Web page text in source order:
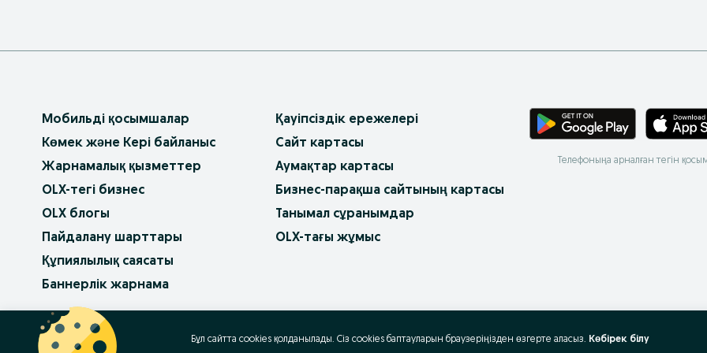
Мобильді қосымшалар
Көмек және Кері байланыс
Жарнамалық қызметтер
OLX-тегі бизнес
OLX блогы
Пайдалану шарттары
Құпиялылық саясаты
Баннерлік жарнама
Қауіпсіздік ережелері
Сайт картасы
Аумақтар картасы
Бизнес-парақша сайтының картасы
Танымал сұранымдар
OLX-тағы жұмыс
Телефоныңа арналған тегін
OLX.bg
Бұл сайтта cookies қолданылады. Сіз cookies баптауларын браузеріңізден өзгерте аласыз. Көбірек білу